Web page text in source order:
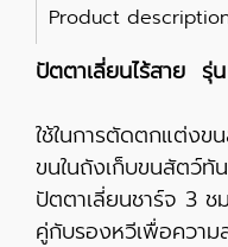
Product
ปัตตาเลี่ยนไร้สาย รุ่
ใช้ในการตัดตกแต่งข
ขนในถังเก็บขนสัตว์
ปัตตาเลี่ยนชาร์จ 3 ช
คู่กับรองหวีเพื่อควา